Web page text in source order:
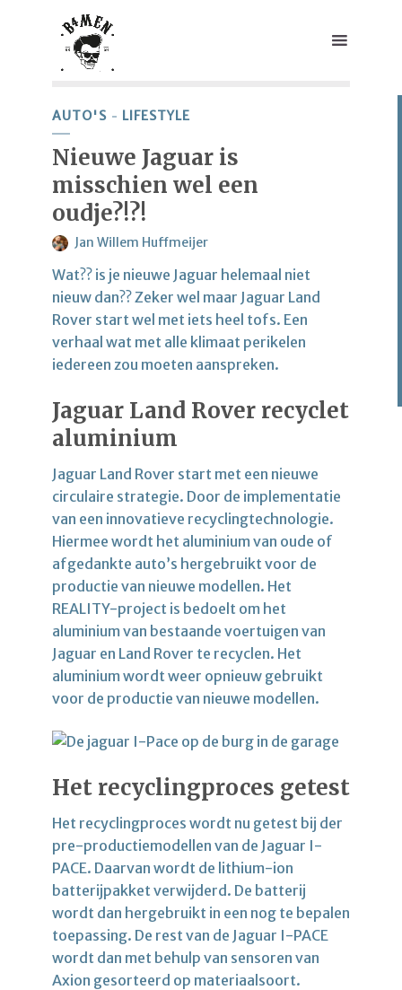
AUTO'S LIFESTYLE
Nieuwe Jaguar is
misschien wel een
oudje?!?!
Jan Willem Huffmeijer
Wat?? is je nieuwe Jaguar helemaal niet
nieuw dan?? Zeker wel maar Jaguar Land
Rover start wel met iets heel tofs. Een
verhaal wat met alle klimaat perikelen
iedereen zou moeten aanspreken.
Jaguar Land Rover recyclet
aluminium
Jaguar Land Rover start met een nieuwe
circulaire strategie. Door de implementatie
van een innovatieve recyclingtechnologie.
Hiermee wordt het aluminium van oude of
afgedankte auto’s hergebruikt voor de
productie van nieuwe modellen. Het
REALITY-project is bedoelt om het
aluminium van bestaande voertuigen van
Jaguar en Land Rover te recyclen. Het
aluminium wordt weer opnieuw gebruikt
voor de productie van nieuwe modellen.
Het recyclingproces getest
Het recyclingproces wordt nu getest bij der
pre-productiemodellen van de Jaguar I-
PACE. Daarvan wordt de lithium-ion
batterijpakket verwijderd. De batterij
wordt dan hergebruikt in een nog te bepalen
toepassing. De rest van de Jaguar I-PACE
wordt dan met behulp van sensoren van
Axion gesorteerd op materiaalsoort.